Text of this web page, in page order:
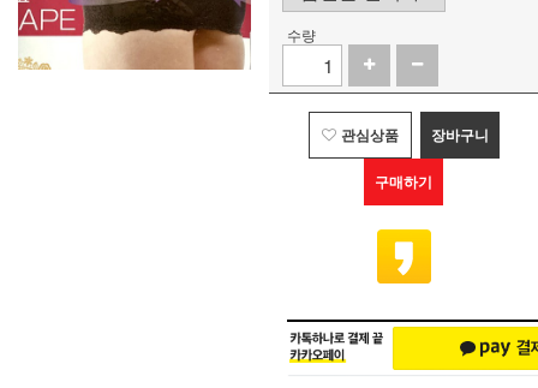
수량
관심상품 장바구니
구매하기